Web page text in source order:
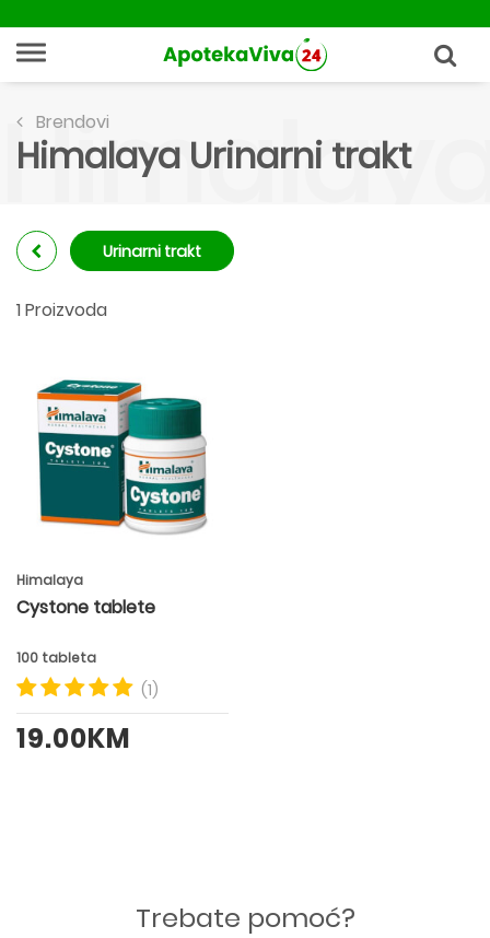
Brendovi
Himalaya Urinarni trakt
Urinarni trakt
1 Proizvoda
Himalaya
Cystone tablete
100 tableta
(1)
19.00KM
Trebate pomoć?